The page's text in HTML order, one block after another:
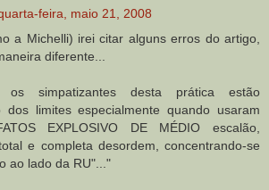
feira, maio 21, 2008
a Michelli) irei citar alguns erros do artigo,
diferente...
os simpatizantes desta prática estão
dos limites especialmente quando usaram
EXPLOSIVO DE MÉDIO escalão,
e completa desordem, concentrando-se
ao lado da RU"..."